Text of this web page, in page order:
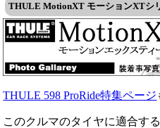
THULE MotionXT モーションXTシ
THULE 598 ProRide特集ページ
このクルマのタイヤに適合する